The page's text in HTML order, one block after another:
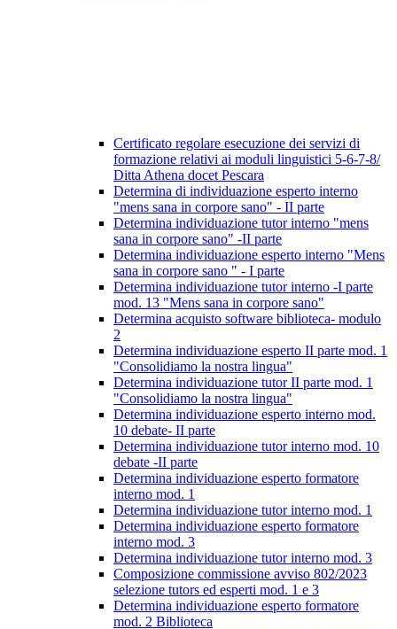
Certificato regolare esecuzione dei servizi di
formazione relativi ai moduli linguistici 5-6-7-8/
Ditta Athena docet Pescara
Determina di individuazione esperto interno
"mens sana in corpore sano" - II parte
Determina individuazione tutor interno "mens
sana in corpore sano" -II parte
Determina individuazione esperto interno "Mens
sana in corpore sano " - I parte
Determina individuazione tutor interno -I parte
mod. 13 "Mens sana in corpore sano"
Determina acquisto software biblioteca- modulo
2
Determina individuazione esperto II parte mod. 1
"Consolidiamo la nostra lingua"
Determina individuazione tutor II parte mod. 1
"Consolidiamo la nostra lingua"
Determina individuazione esperto interno mod.
10 debate- II parte
Determina individuazione tutor interno mod. 10
debate -II parte
Determina individuazione esperto formatore
interno mod. 1
Determina individuazione tutor interno mod. 1
Determina individuazione esperto formatore
interno mod. 3
Determina individuazione tutor interno mod. 3
Composizione commissione avviso 802/2023
selezione tutors ed esperti mod. 1 e 3
Determina individuazione esperto formatore
mod. 2 Biblioteca